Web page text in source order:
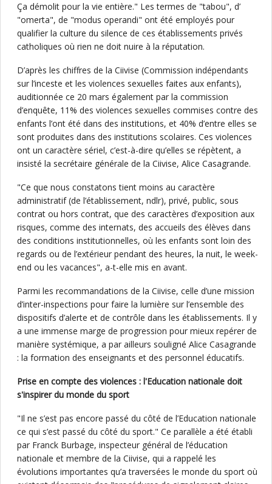
Ça démolit pour la vie entière." Les termes de "tabou", d’
"omerta", de "modus operandi" ont été employés pour
qualifier la culture du silence de ces établissements privés
catholiques où rien ne doit nuire à la réputation.
D’après les chiffres de la Ciivise (Commission indépendants
sur l’inceste et les violences sexuelles faites aux enfants),
auditionnée ce 20 mars également par la commission
d’enquête, 11% des violences sexuelles commises contre des
enfants l’ont été dans des institutions, et 40% d’entre elles se
sont produites dans des institutions scolaires. Ces violences
ont un caractère sériel, c’est-à-dire qu’elles se répètent, a
insisté la secrétaire générale de la Ciivise, Alice Casagrande.
"Ce que nous constatons tient moins au caractère
administratif (de l’établissement, ndlr), privé, public, sous
contrat ou hors contrat, que des caractères d’exposition aux
risques, comme des internats, des accueils des élèves dans
des conditions institutionnelles, où les enfants sont loin des
regards ou de l’extérieur pendant des heures, la nuit, le week-
end ou les vacances", a-t-elle mis en avant.
Parmi les recommandations de la Ciivise, celle d’une mission
d’inter-inspections pour faire la lumière sur l’ensemble des
dispositifs d’alerte et de contrôle dans les établissements. Il y
a une immense marge de progression pour mieux repérer de
manière systémique, a par ailleurs souligné Alice Casagrande
: la formation des enseignants et des personnel éducatifs.
Prise en compte des violences : l'Education nationale doit
s'inspirer du monde du sport
"Il ne s’est pas encore passé du côté de l’Education nationale
ce qui s’est passé du côté du sport." Ce parallèle a été établi
par Franck Burbage, inspecteur général de l’éducation
nationale et membre de la Ciivise, qui a rappelé les
évolutions importantes qu’a traversées le monde du sport où